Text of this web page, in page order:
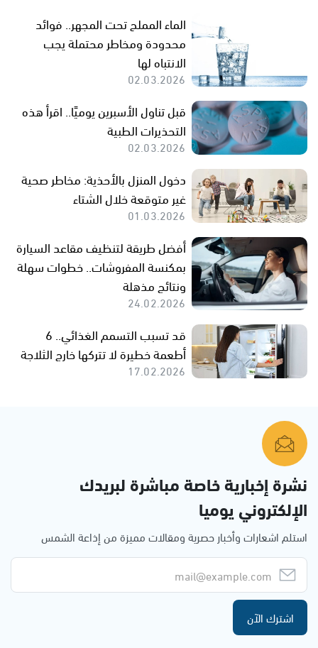
الماء المملح تحت المجهر.. فوائد
محدودة ومخاطر محتملة يجب
الانتباه لها
02.03.2026
قبل تناول الأسبرين يوميًا.. اقرأ هذه
التحذيرات الطبية
02.03.2026
دخول المنزل بالأحذية: مخاطر صحية
غير متوقعة خلال الشتاء
01.03.2026
أفضل طريقة لتنظيف مقاعد السيارة
بمكنسة المفروشات.. خطوات سهلة
ونتائج مذهلة
24.02.2026
قد تسبب التسمم الغذائي.. 6
أطعمة خطيرة لا تتركها خارج الثلاجة
17.02.2026
نشرة إخبارية خاصة مباشرة لبريدك
الإلكتروني يوميا
استلم اشعارات وأخبار حصرية ومقالات مميزة من إذاعة الشمس
اشترك الآن